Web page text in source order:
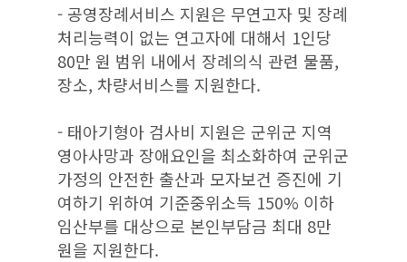
- 공영장례서비스 지원은 무연고자 및 장례
처리능력이 없는 연고자에 대해서 1인당
80만 원 범위 내에서 장례의식 관련 물품,
장소, 차량서비스를 지원한다.
- 태아기형아 검사비 지원은 군위군 지역
영아사망과 장애요인을 최소화하여 군위군
가정의 안전한 출산과 모자보건 증진에 기
여하기 위하여 기준중위소득 150% 이하
임산부를 대상으로 본인부담금 최대 8만
원을 지원한다.